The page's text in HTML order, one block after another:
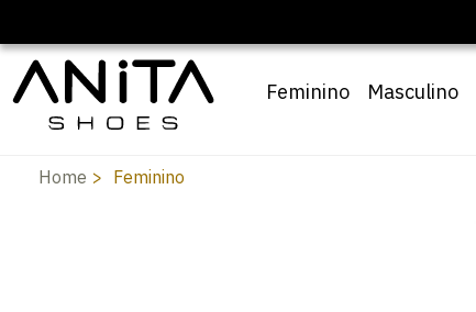
Feminino Masculino
Home Feminino